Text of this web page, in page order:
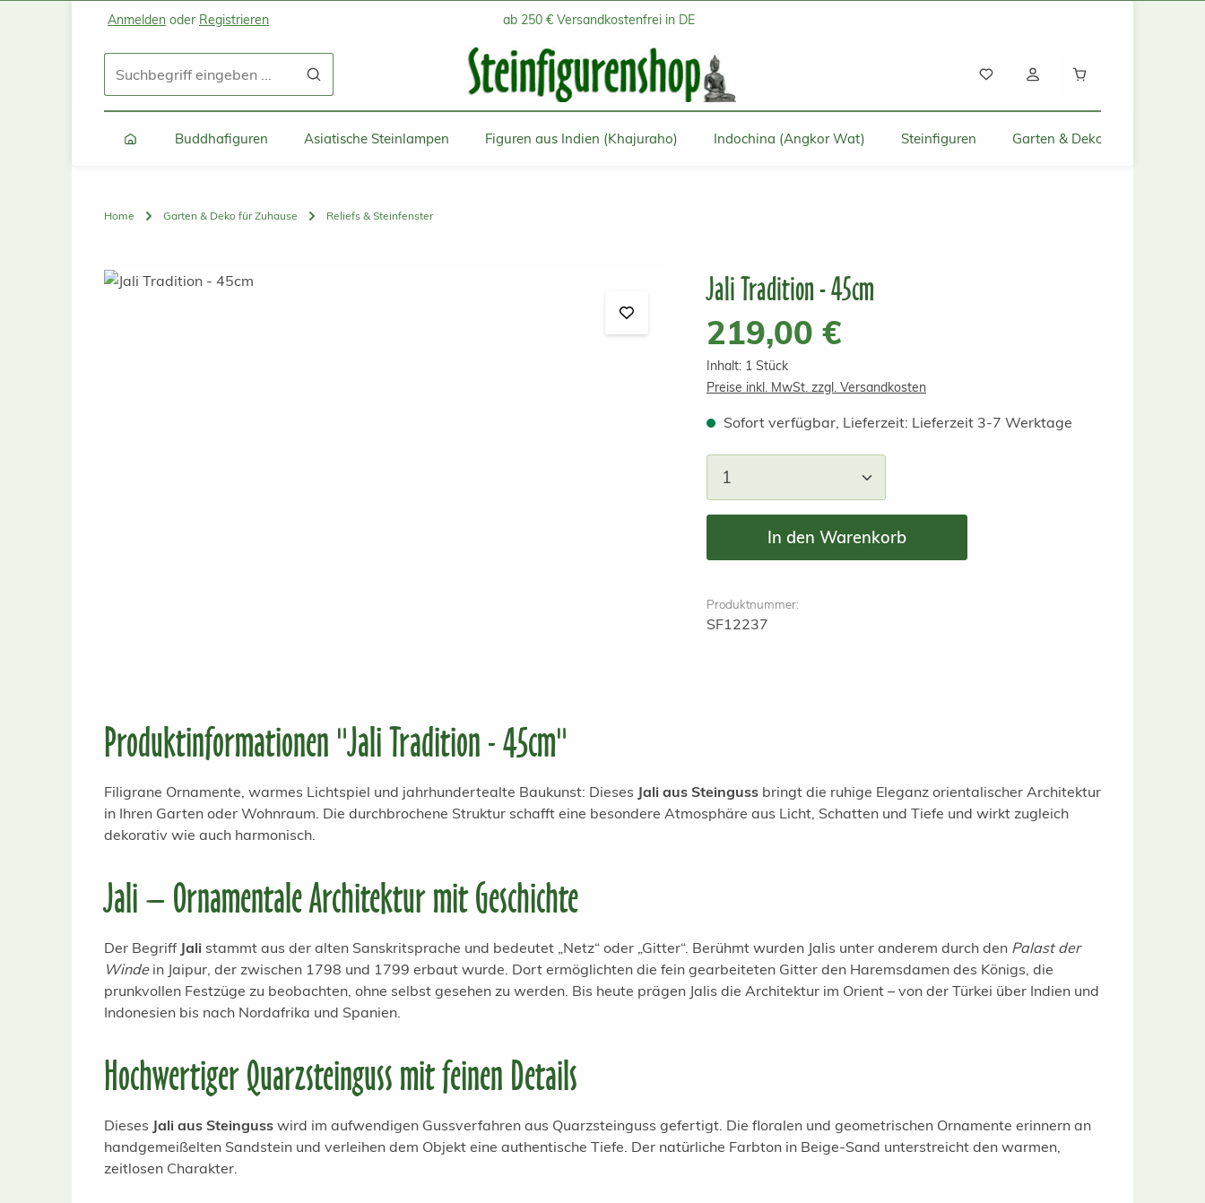
Zum Hauptinhalt springen
Zur Suche springen
Zur Hauptnavigation springen
Anmelden oder Registrieren ab 250 € Versandkostenfrei in DE
Buddhafiguren Asiatische Steinlampen Figuren aus Indien (Khajuraho) Indochina (Angkor Wat) Steinfiguren Garten & Deko für Zuhause
Home Garten & Deko für Zuhause Reliefs & Steinfenster
Bildergalerie überspringen Jali Tradition - 45cm
Regulärer Preis:
219,00 €
Inhalt: 1 Stück
Preise inkl. MwSt. zzgl. Versandkosten
Sofort verfügbar, Lieferzeit: Lieferzeit 3-7 Werktage
Produkt Anzahl: Gib den gewünschten Wert ein
In den Warenkorb
Produktnummer:
SF12237
Produktinformationen "Jali Tradition - 45cm"
Filigrane Ornamente, warmes Lichtspiel und jahrhundertealte Baukunst: Dieses Jali aus Steinguss bringt die ruhige Eleganz orientalischer Architektur
in Ihren Garten oder Wohnraum. Die durchbrochene Struktur schafft eine besondere Atmosphäre aus Licht, Schatten und Tiefe und wirkt zugleich
dekorativ wie auch harmonisch.
Jali – Ornamentale Architektur mit Geschichte
Der Begriff Jali stammt aus der alten Sanskritsprache und bedeutet „Netz“ oder „Gitter“. Berühmt wurden Jalis unter anderem durch den Palast der
Windein Jaipur, der zwischen 1798 und 1799 erbaut wurde. Dort ermöglichten die fein gearbeiteten Gitter den Haremsdamen des Königs, die
prunkvollen Festzüge zu beobachten, ohne selbst gesehen zu werden. Bis heute prägen Jalis die Architektur im Orient – von der Türkei über Indien und
Indonesien bis nach Nordafrika und Spanien.
Hochwertiger Quarzsteinguss mit feinen Details
Dieses Jali aus Steinguss wird im aufwendigen Gussverfahren aus Quarzsteinguss gefertigt. Die floralen und geometrischen Ornamente erinnern an
handgemeißelten Sandstein und verleihen dem Objekt eine authentische Tiefe. Der natürliche Farbton in Beige-Sand unterstreicht den warmen,
zeitlosen Charakter.